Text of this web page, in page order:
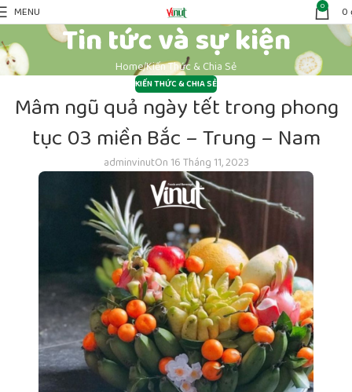
MENU 0 0
Tin tức và sự kiện
HomeKiến Thức & Chia Sẻ
KIẾN THỨC & CHIA SẺ
Mâm ngũ quả ngày tết trong phong
tục 03 miền Bắc – Trung – Nam
adminvinutOn 16 Tháng 11, 2023